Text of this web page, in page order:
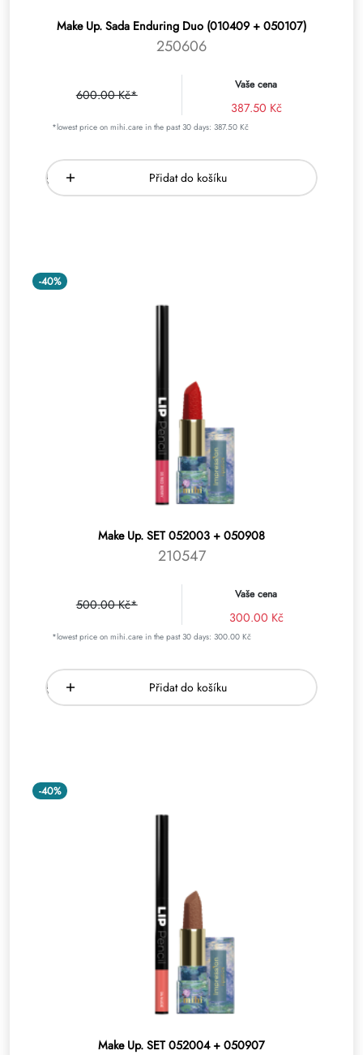
Make Up. Sada Enduring Duo (010409 + 050107)
250606
600.00 Kč*
Vaše cena
387.50 Kč
*lowest price on mihi.care in the past 30 days: 387.50 Kč
Přidat do košíku
-40%
Make Up. SET 052003 + 050908
210547
500.00 Kč*
Vaše cena
300.00 Kč
*lowest price on mihi.care in the past 30 days: 300.00 Kč
Přidat do košíku
-40%
Make Up. SET 052004 + 050907